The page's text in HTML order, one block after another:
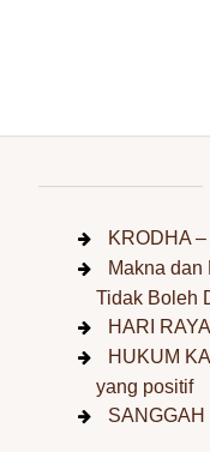
KRODHA
Makna dan
Tidak Boleh
HARI
HUKUM
yang positif
SANGGAH